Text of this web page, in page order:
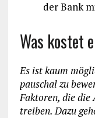
der Bank
Was kostet
Es ist kaum
pauschal zu
Faktoren, die die
treiben. Dazu